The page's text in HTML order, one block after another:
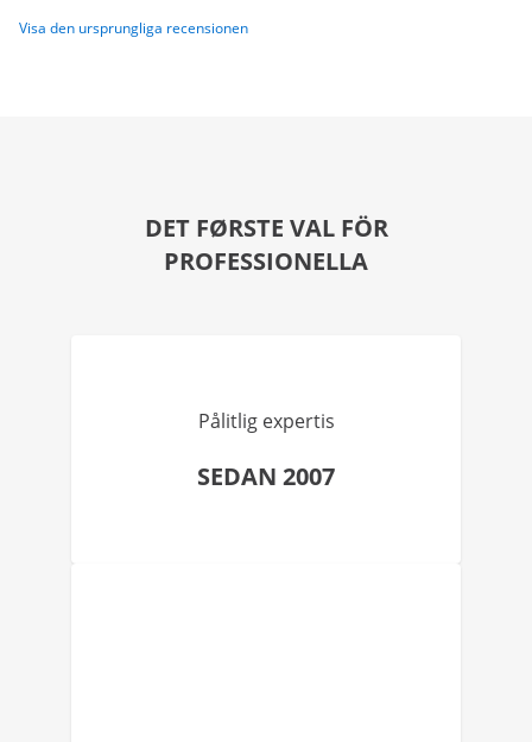
Visa den ursprungliga recensionen
DET FØRSTE VAL FÖR
PROFESSIONELLA
Pålitlig expertis
SEDAN 2007